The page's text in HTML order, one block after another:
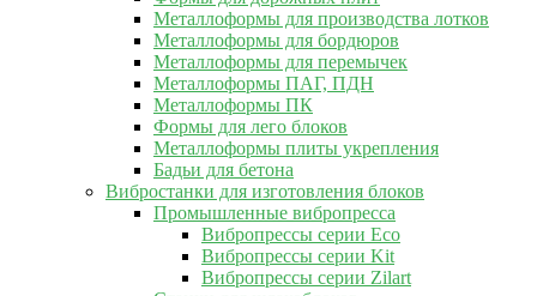
Металлоформы для производства лотков
Металлоформы для бордюров
Металлоформы для перемычек
Металлоформы ПАГ, ПДН
Металлоформы ПК
Формы для лего блоков
Металлоформы плиты укрепления
Бадьи для бетона
Вибростанки для изготовления блоков
Промышленные вибропресса
Вибропрессы серии Eco
Вибропрессы серии Kit
Вибропрессы серии Zilart